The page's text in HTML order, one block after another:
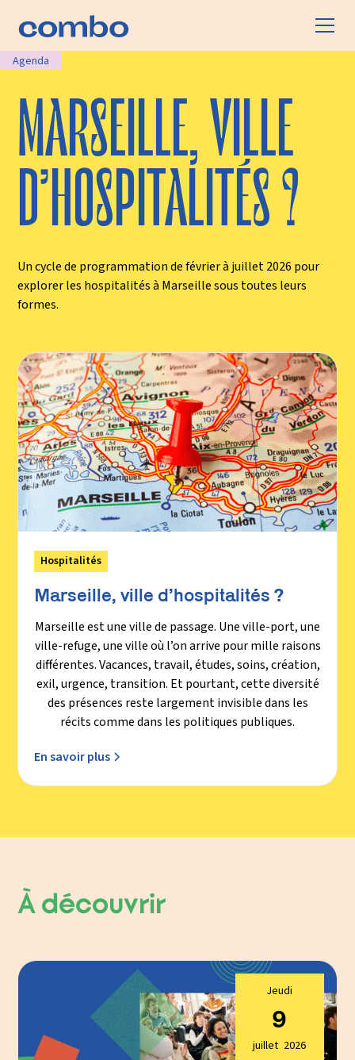
Agenda
MARSEILLE, VILLE
D’HOSPITALITÉS ?
Un cycle de programmation de février à juillet 2026 pour
explorer les hospitalités à Marseille sous toutes leurs
formes.
Hospitalités
Marseille, ville d’hospitalités ?
Marseille est une ville de passage. Une ville-port, une
ville-refuge, une ville où l’on arrive pour mille raisons
différentes. Vacances, travail, études, soins, création,
exil, urgence, transition. Et pourtant, cette diversité
des présences reste largement invisible dans les
récits comme dans les politiques publiques.
En savoir plus
À découvrir
Jeudi
9
juillet 2026